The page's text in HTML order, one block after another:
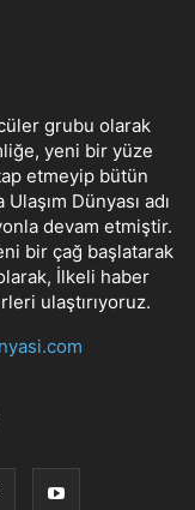
grubu olarak
yeni bir yüze
etmeyip bütün
Dünyası adı
devam etmiştir.
bir çağ başlatarak
İlkeli haber
ulaştırıyoruz.